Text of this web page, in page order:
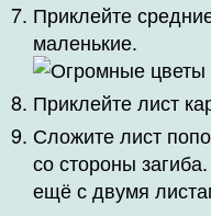
Приклейте
маленькие.
Приклейте лист
Сложите лист
со стороны
ещё с двумя